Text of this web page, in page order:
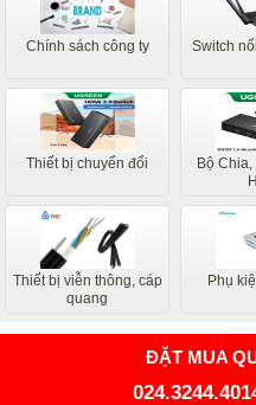
Chính sách công ty Switch
Thiết bị chuyển đổi
Bộ Chia,
Thiết bị viễn thông, cáp
quang
Phụ
ĐẶT MUA